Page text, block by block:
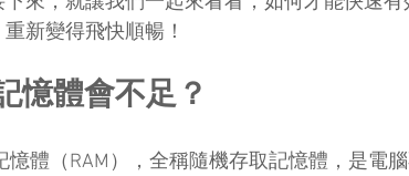
新變得飛快順暢！
憶體會不足？
憶體（RAM），全稱隨機存取記憶體，是電